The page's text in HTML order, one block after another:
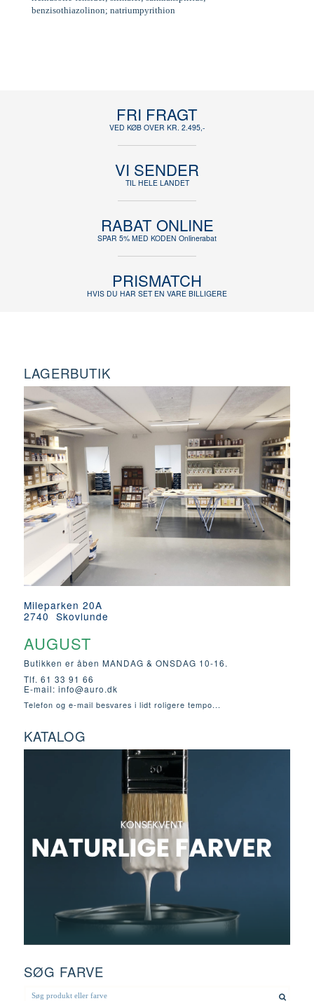
benzisothiazolinon; natriumpyrithion
FRI FRAGT
VED KØB OVER KR. 2.495,-
VI SENDER
TIL HELE LANDET
RABAT ONLINE
SPAR 5% MED KODEN Onlinerabat
PRISMATCH
HVIS DU HAR SET EN VARE BILLIGERE
LAGERBUTIK
Mileparken 20A
2740 Skovlunde
AUGUST
Butikken er åben MANDAG & ONSDAG 10-16.
Tlf. 61 33 91 66
E-mail: info@auro.dk
Telefon og e-mail besvares i lidt roligere tempo...
KATALOG
SØG FARVE